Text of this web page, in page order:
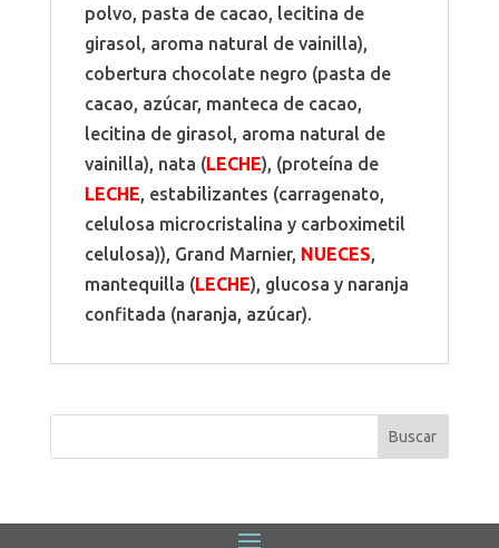
polvo, pasta de cacao, lecitina de
girasol, aroma natural de vainilla),
cobertura chocolate negro (pasta de
cacao, azúcar, manteca de cacao,
lecitina de girasol, aroma natural de
vainilla), nata (LECHE), (proteína de
LECHE, estabilizantes (carragenato,
celulosa microcristalina y carboximetil
celulosa)), Grand Marnier, NUECES,
mantequilla (LECHE), glucosa y naranja
confitada (naranja, azúcar).